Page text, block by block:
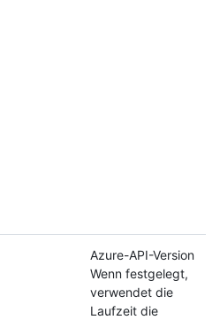
Azure-API-Version
Wenn festgelegt,
verwendet die
Laufzeit die